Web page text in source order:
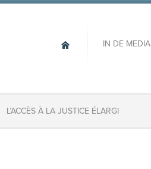
IN DE MEDIA
L’ACCÈS À LA JUSTICE ÉLARGI